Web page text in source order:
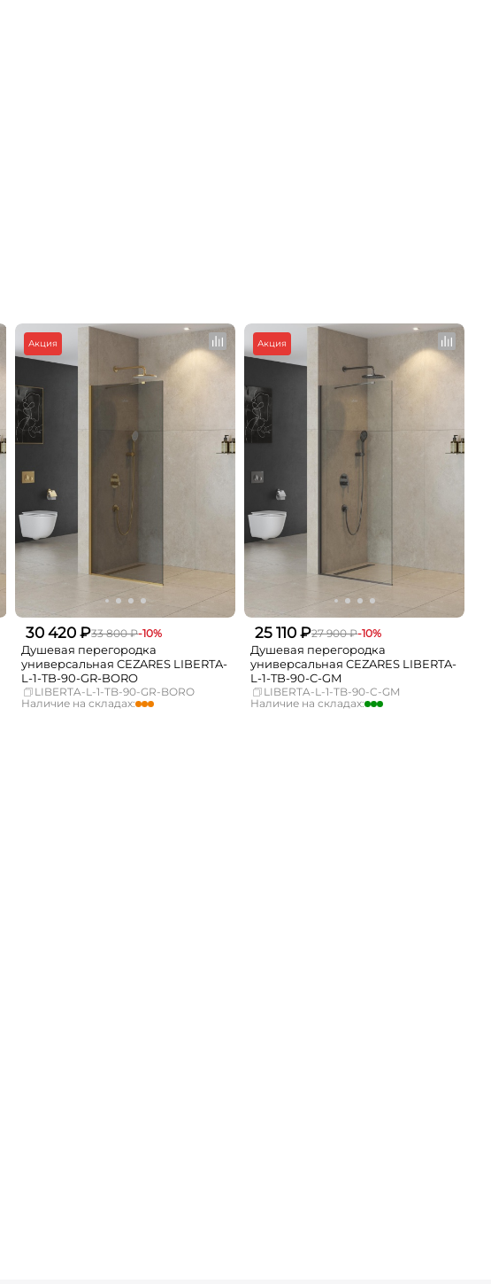
Акция
30 420 ₽33 800 ₽-10%
Душевая перегородка
универсальная CEZARES LIBERTA-
L-1-TB-90-GR-BORO
LIBERTA-L-1-TB-90-GR-BORO
Наличие на складах:
Акция
25 110 ₽27 900 ₽-10%
Душевая перегородка
универсальная CEZARES LIBERTA-
L-1-TB-90-C-GM
LIBERTA-L-1-TB-90-C-GM
Наличие на складах: